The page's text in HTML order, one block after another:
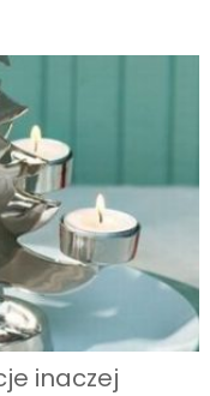
inaczej